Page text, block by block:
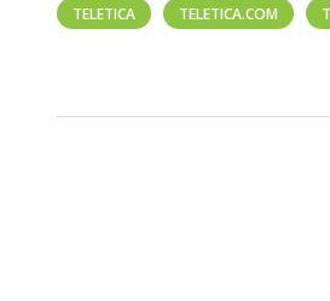
TELETICA TELETICA.COM